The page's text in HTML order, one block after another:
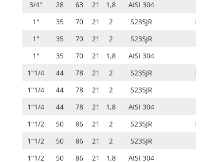
3/4"
28 63 21 1,8
AISI 304
1"
35 70 21 2 S235JR
ISO
1"
35 70 21 2 S235JR
1"
35 70 21 1,8
AISI 304
1"1/4
44 78 21 2 S235JR
ISO
1"1/4
44 78 21 2 S235JR
1"1/4
44 78 21 1,8
AISI 304
1"1/2
50 86 21 2 S235JR
ISO
1"1/2
50 86 21 2 S235JR
1"1/2
50 86 21 1,8 AISI 304